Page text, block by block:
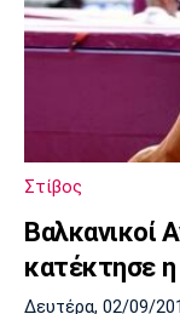
Στίβος
Βαλκανικοί
κατέκτησε
Δευτέρα, 02/09/